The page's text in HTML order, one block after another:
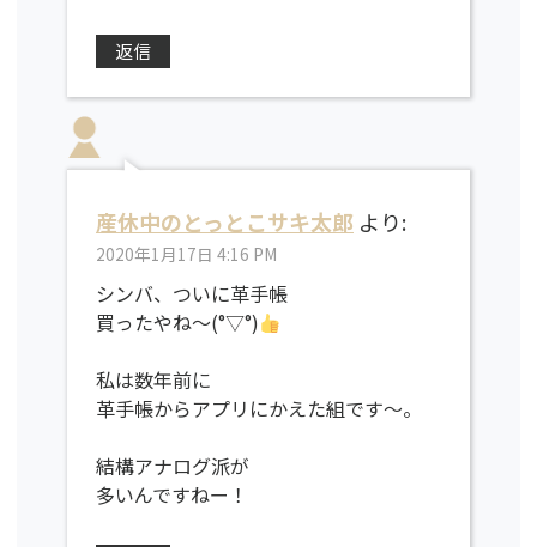
返信
産休中のとっとこサキ太郎 より:
2020年1月17日 4:16 PM
シンバ、ついに革手帳
買ったやね〜(°▽°)
私は数年前に
革手帳からアプリにかえた組です〜。
結構アナログ派が
多いんですねー！